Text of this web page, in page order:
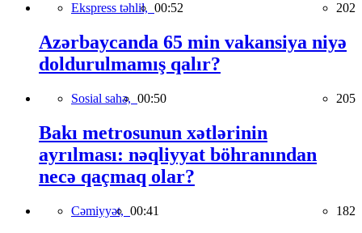
Ekspress təhlil, 00:52 202
Azərbaycanda 65 min vakansiya niyə
doldurulmamış qalır?
Sosial sahə, 00:50 205
Bakı metrosunun xətlərinin
ayrılması: nəqliyyat böhranından
necə qaçmaq olar?
Cəmiyyət, 00:41 182